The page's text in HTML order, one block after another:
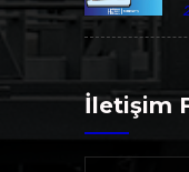
İletişim